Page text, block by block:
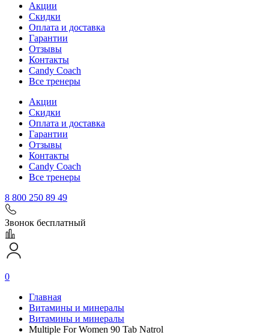
Акции
Скидки
Оплата и доставка
Гарантии
Отзывы
Контакты
Candy Coach
Все тренеры
Акции
Скидки
Оплата и доставка
Гарантии
Отзывы
Контакты
Candy Coach
Все тренеры
8 800 250 89 49
Звонок бесплатный
0
Главная
Витамины и минералы
Витамины и минералы
Multiple For Women 90 Tab Natrol